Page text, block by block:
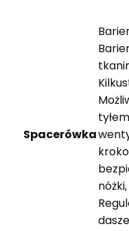
Spacerówka